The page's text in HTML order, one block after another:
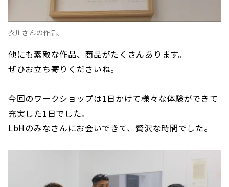
衣川さんの作品。
他にも素敵な作品、商品がたくさんあります。
ぜひお立ち寄りくださいね。
今回のワークショップは1日かけて様々な体験ができて
充実した1日でした。
LbHのみなさんにお会いできて、贅沢な時間でした。